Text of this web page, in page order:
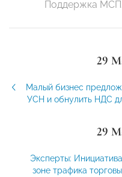
Поддержка
29
Малый бизнес
УСН и обнулить НДС
29
Эксперты:
зоне трафика